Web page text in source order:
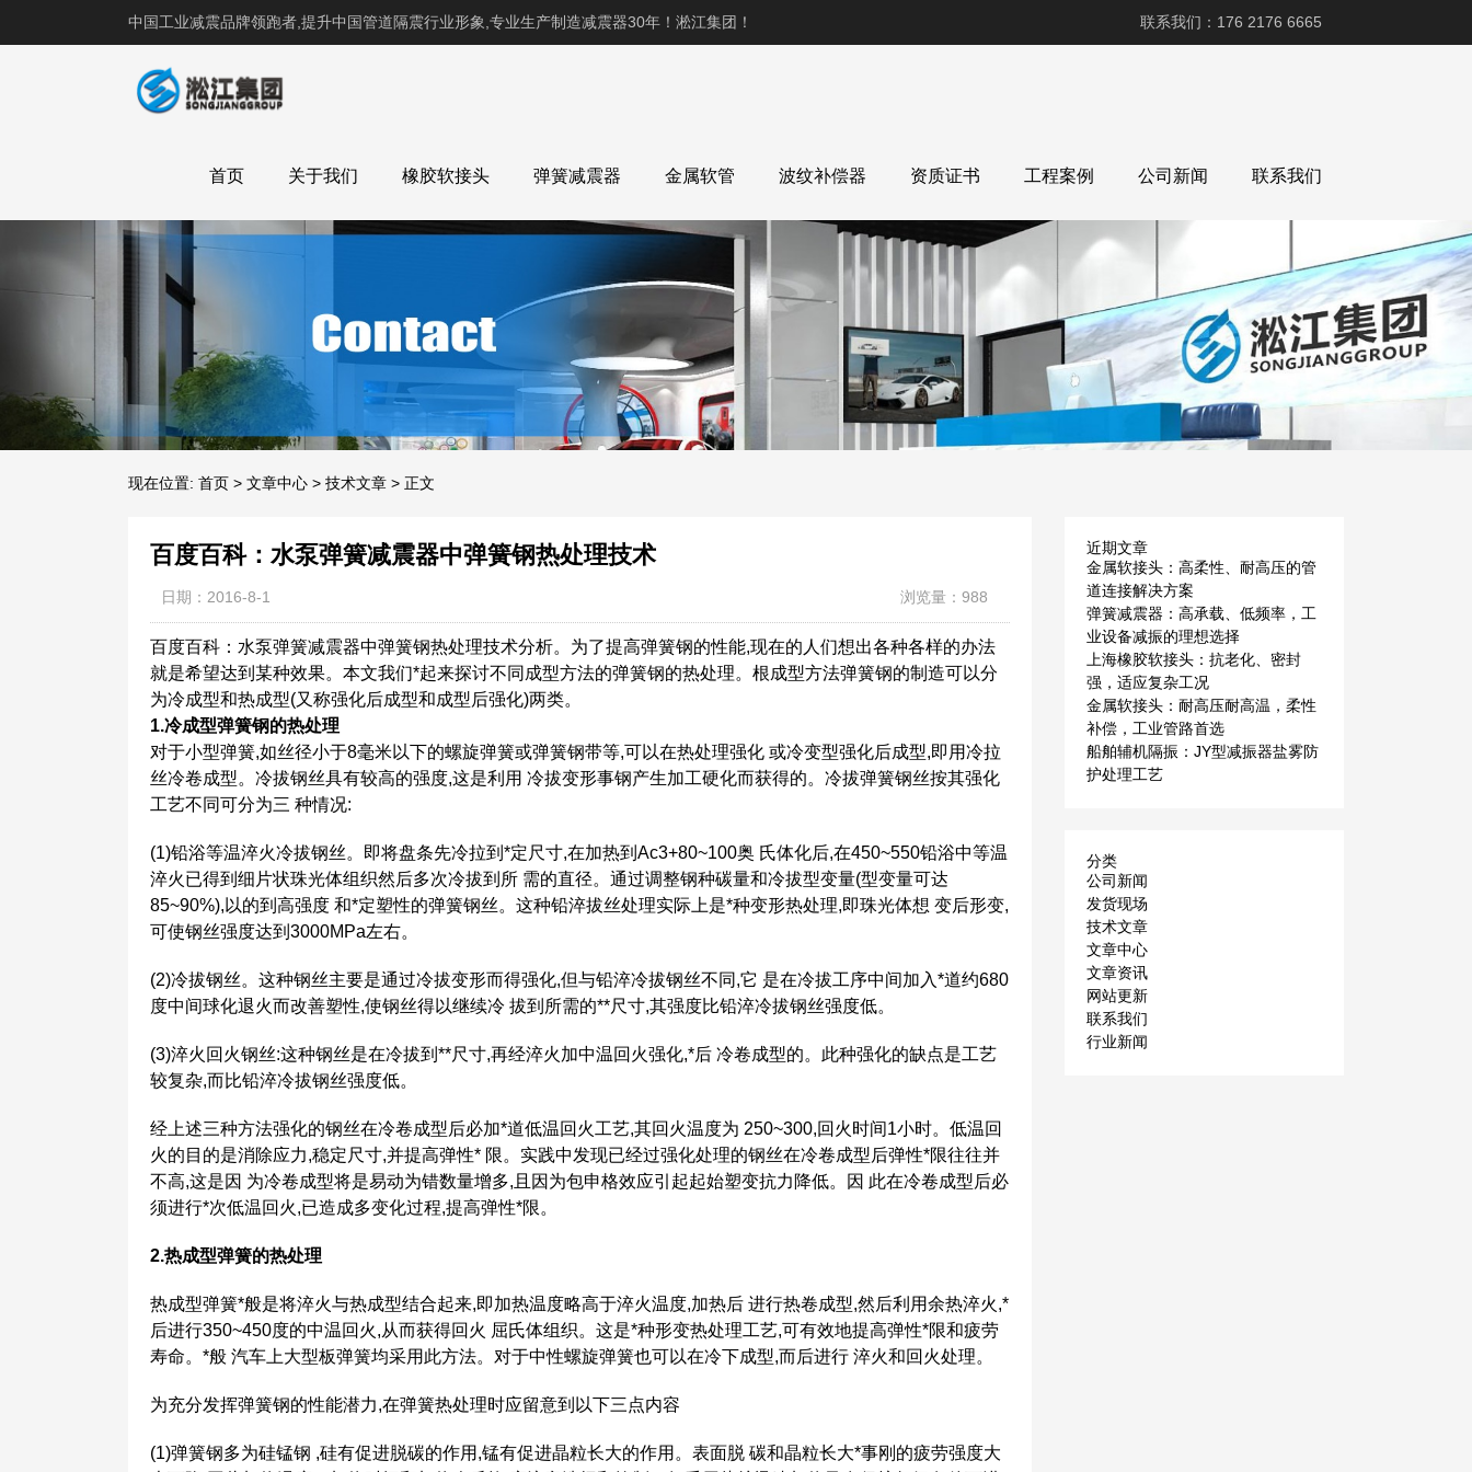
中国工业减震品牌领跑者,提升中国管道隔震行业形象,专业生产制造减震器30年！淞江集团！ 联系我们：176 2176 6665
首页 关于我们 橡胶软接头 弹簧减震器 金属软管 波纹补偿器 资质证书 工程案例 公司新闻 联系我们
现在位置: 首页 > 文章中心 > 技术文章 > 正文
百度百科：水泵弹簧减震器中弹簧钢热处理技术
日期：2016-8-1 浏览量：988
百度百科：水泵弹簧减震器中弹簧钢热处理技术分析。为了提高弹簧钢的性能,现在的人们想出各种各样的办法
就是希望达到某种效果。本文我们*起来探讨不同成型方法的弹簧钢的热处理。根成型方法弹簧钢的制造可以分
为冷成型和热成型(又称强化后成型和成型后强化)两类。
1.冷成型弹簧钢的热处理
对于小型弹簧,如丝径小于8毫米以下的螺旋弹簧或弹簧钢带等,可以在热处理强化 或冷变型强化后成型,即用冷拉
丝冷卷成型。冷拔钢丝具有较高的强度,这是利用 冷拔变形事钢产生加工硬化而获得的。冷拔弹簧钢丝按其强化
工艺不同可分为三 种情况:
(1)铅浴等温淬火冷拔钢丝。即将盘条先冷拉到*定尺寸,在加热到Ac3+80~100奥 氏体化后,在450~550铅浴中等温
淬火已得到细片状珠光体组织然后多次冷拔到所 需的直径。通过调整钢种碳量和冷拔型变量(型变量可达
85~90%),以的到高强度 和*定塑性的弹簧钢丝。这种铅淬拔丝处理实际上是*种变形热处理,即珠光体想 变后形变,
可使钢丝强度达到3000MPa左右。
(2)冷拔钢丝。这种钢丝主要是通过冷拔变形而得强化,但与铅淬冷拔钢丝不同,它 是在冷拔工序中间加入*道约680
度中间球化退火而改善塑性,使钢丝得以继续冷 拔到所需的**尺寸,其强度比铅淬冷拔钢丝强度低。
(3)淬火回火钢丝:这种钢丝是在冷拔到**尺寸,再经淬火加中温回火强化,*后 冷卷成型的。此种强化的缺点是工艺
较复杂,而比铅淬冷拔钢丝强度低。
经上述三种方法强化的钢丝在冷卷成型后必加*道低温回火工艺,其回火温度为 250~300,回火时间1小时。低温回
火的目的是消除应力,稳定尺寸,并提高弹性* 限。实践中发现已经过强化处理的钢丝在冷卷成型后弹性*限往往并
不高,这是因 为冷卷成型将是易动为错数量增多,且因为包申格效应引起起始塑变抗力降低。因 此在冷卷成型后必
须进行*次低温回火,已造成多变化过程,提高弹性*限。
2.热成型弹簧的热处理
热成型弹簧*般是将淬火与热成型结合起来,即加热温度略高于淬火温度,加热后 进行热卷成型,然后利用余热淬火,*
后进行350~450度的中温回火,从而获得回火 屈氏体组织。这是*种形变热处理工艺,可有效地提高弹性*限和疲劳
寿命。*般 汽车上大型板弹簧均采用此方法。对于中性螺旋弹簧也可以在冷下成型,而后进行 淬火和回火处理。
为充分发挥弹簧钢的性能潜力,在弹簧热处理时应留意到以下三点内容
(1)弹簧钢多为硅锰钢 ,硅有促进脱碳的作用,锰有促进晶粒长大的作用。表面脱 碳和晶粒长大*事刚的疲劳强度大
近期文章
金属软接头：高柔性、耐高压的管
道连接解决方案
弹簧减震器：高承载、低频率，工
业设备减振的理想选择
上海橡胶软接头：抗老化、密封
强，适应复杂工况
金属软接头：耐高压耐高温，柔性
补偿，工业管路首选
船舶辅机隔振：JY型减振器盐雾防
护处理工艺
分类
公司新闻
发货现场
技术文章
文章中心
文章资讯
网站更新
联系我们
行业新闻